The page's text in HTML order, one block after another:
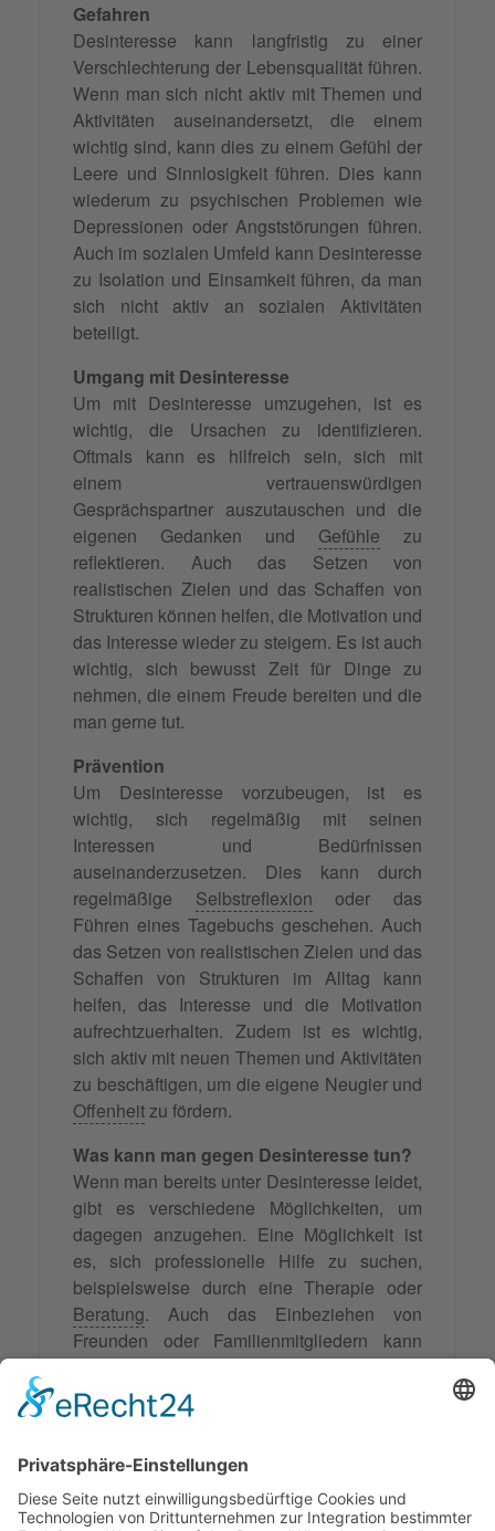
Gefahren
Desinteresse kann langfristig zu einer
Verschlechterung der Lebensqualität führen.
Wenn man sich nicht aktiv mit Themen und
Aktivitäten auseinandersetzt, die einem
wichtig sind, kann dies zu einem Gefühl der
Leere und Sinnlosigkeit führen. Dies kann
wiederum zu psychischen Problemen wie
Depressionen oder Angststörungen führen.
Auch im sozialen Umfeld kann Desinteresse
zu Isolation und Einsamkeit führen, da man
sich nicht aktiv an sozialen Aktivitäten
beteiligt.
Umgang mit Desinteresse
Um mit Desinteresse umzugehen, ist es
wichtig, die Ursachen zu identifizieren.
Oftmals kann es hilfreich sein, sich mit
einem vertrauenswürdigen
Gesprächspartner auszutauschen und die
eigenen Gedanken und Gefühle zu
reflektieren. Auch das Setzen von
realistischen Zielen und das Schaffen von
Strukturen können helfen, die Motivation und
das Interesse wieder zu steigern. Es ist auch
wichtig, sich bewusst Zeit für Dinge zu
nehmen, die einem Freude bereiten und die
man gerne tut.
Prävention
Um Desinteresse vorzubeugen, ist es
wichtig, sich regelmäßig mit seinen
Interessen und Bedürfnissen
auseinanderzusetzen. Dies kann durch
regelmäßige Selbstreflexion oder das
Führen eines Tagebuchs geschehen. Auch
das Setzen von realistischen Zielen und das
Schaffen von Strukturen im Alltag kann
helfen, das Interesse und die Motivation
aufrechtzuerhalten. Zudem ist es wichtig,
sich aktiv mit neuen Themen und Aktivitäten
zu beschäftigen, um die eigene Neugier und
Offenheitzu fördern.
Was kann man gegen Desinteresse tun?
Wenn man bereits unter Desinteresse leidet,
gibt es verschiedene Möglichkeiten, um
dagegen anzugehen. Eine Möglichkeit ist
es, sich professionelle Hilfe zu suchen,
beispielsweise durch eine Therapie oder
Beratung. Auch das Einbeziehen von
Freunden oder Familienmitgliedern kann
hilfreich sein, um gemeinsam Strategien zu
entwickeln, um das Desinteresse zu
überwinden. Zudem kann es hilfreich sein,
einem Freude bereiten und die man gerne
tut.